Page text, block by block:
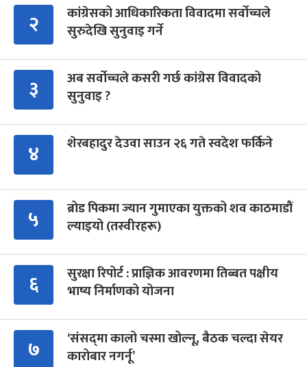
२
कांग्रेसको आधिकारिकता विवादमा सर्वोच्चले
सुरुदेखि सुनुवाइ गर्ने
३
अब सर्वोच्चले कसरी गर्छ कांग्रेस विवादको
सुनुवाइ ?
४ शेरबहादुर देउवा साउन २६ गते स्वदेश फर्किने
५
ब्रोड पिकमा ज्यान गुमाएका युक्तको शव काठमाडौं
ल्याइयो (तस्वीरहरू)
६
सुरक्षा रिपोर्ट : प्राज्ञिक आवरणमा तिब्बत पक्षीय
भाष्य निर्माणको योजना
७
‘संसद्‍मा कालो चस्मा खोल्नू, बैठक चल्दा सेयर
कारोबार नगर्नू’